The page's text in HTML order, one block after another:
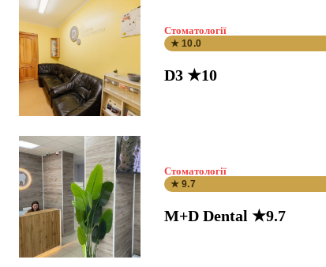
Стоматології
★ 10.0
D3 ★10
Стоматології
★ 9.7
M+D Dental ★9.7